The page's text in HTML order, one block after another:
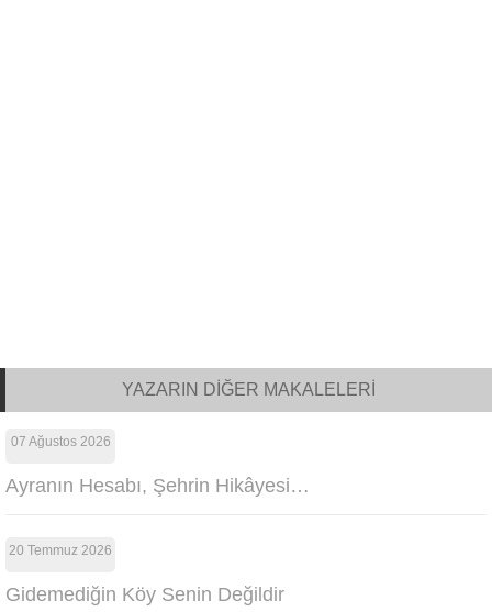
YAZARIN DİĞER MAKALELERİ
07 Ağustos 2026
Ayranın Hesabı, Şehrin Hikâyesi…
20 Temmuz 2026
Gidemediğin Köy Senin Değildir